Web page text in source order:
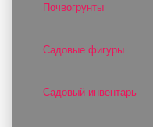
Почвогрунты
Садовые фигуры
Садовый инвентарь